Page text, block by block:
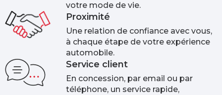
votre mode de vie.
Proximité
Une relation de confiance avec vous,
à chaque étape de votre expérience
automobile.
Service client
En concession, par email ou par
téléphone, un service rapide,